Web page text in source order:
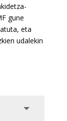
gune
eta
udalekin